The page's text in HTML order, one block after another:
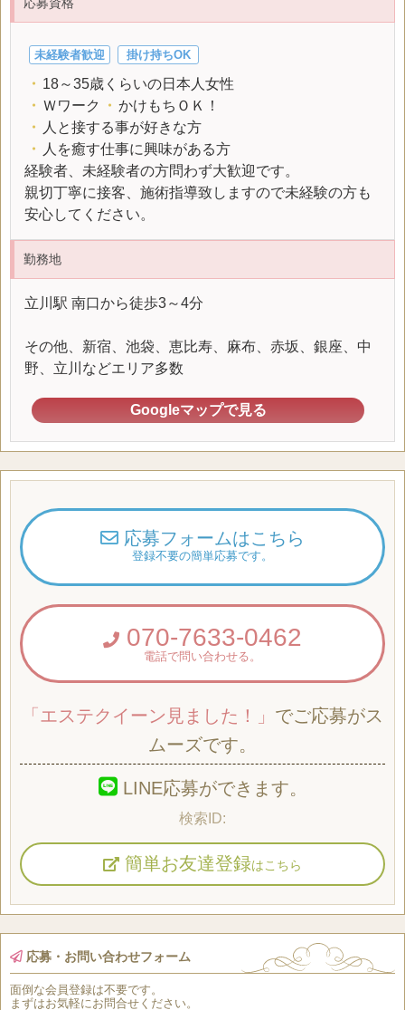
未経験者歓迎 掛け持ちOK
・ 18～35歳くらいの日本人女性
・ Ｗワーク ・ かけもちＯＫ！
・
人と接する事が好きな方
・
人を癒す仕事に興味がある方
経験者、未経験者の方問わず大歓迎です。
親切丁寧に接客、施術指導致しますので未経験の方も
安心してください。
勤務地
立川駅 南口から徒歩3～4分
その他、新宿、池袋、恵比寿、麻布、赤坂、銀座、中
野、立川などエリア多数
Googleマップで見る
応募フォームはこちら
登録不要の簡単応募です。
070-7633-0462
電話で問い合わせる。
「エステクイーン見ました！」 でご応募がス
ムーズです。
LINE応募ができます。
簡単お友達登録はこちら
応募・お問い合わせフォーム
面倒な会員登録は不要です。
まずはお気軽にお問合せください。